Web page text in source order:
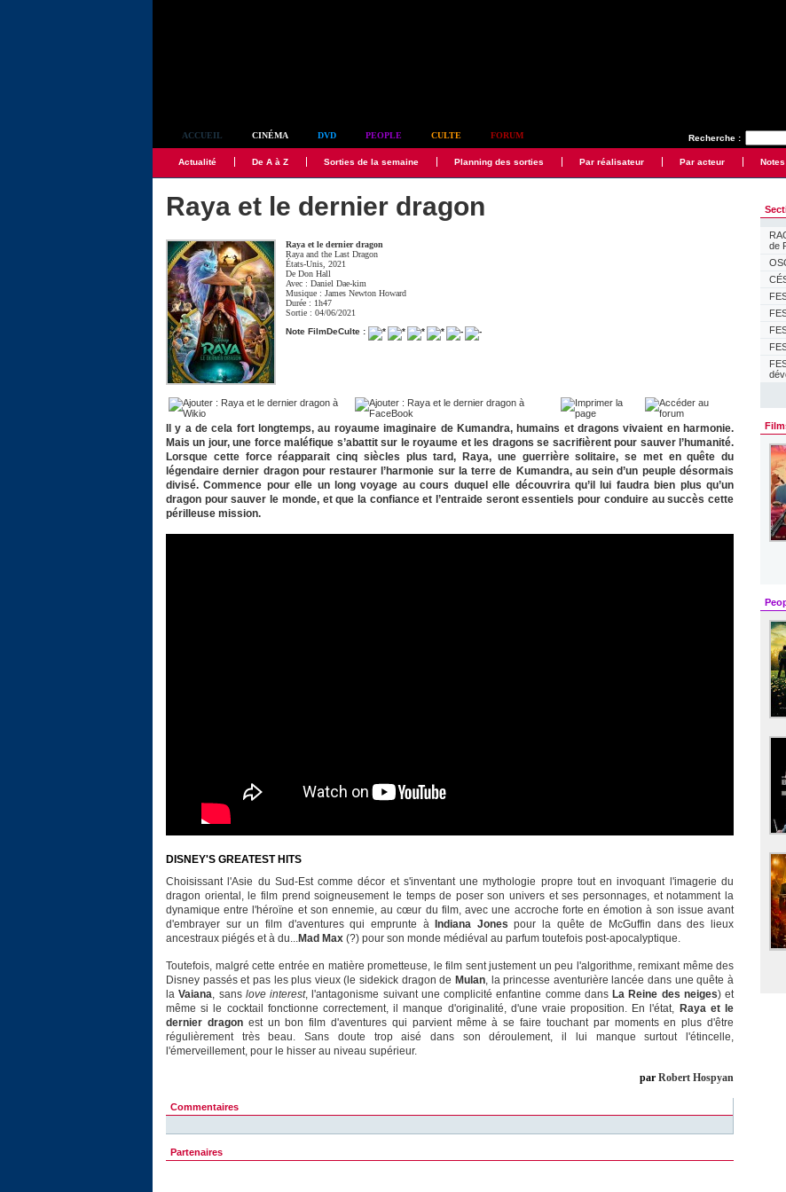
Recherche :
ACCUEIL CINÉMA DVD PEOPLE CULTE FORUM
Actualité De A à Z Sorties de la semaine Planning des sorties Par réalisateur Par acteur
Raya et le dernier dragon
Raya et le dernier dragon
Raya and the Last Dragon
États-Unis, 2021
DeDon Hall
Avec :Daniel Dae-kim
Musique :James Newton Howard
Durée : 1h47
Sortie : 04/06/2021
Note FilmDeCulte :
Il y a de cela fort longtemps, au royaume imaginaire de Kumandra, humains et dragons vivaient en harmonie.
Mais un jour, une force maléfique s’abattit sur le royaume et les dragons se sacrifièrent pour sauver l’humanité.
Lorsque cette force réapparait cinq siècles plus tard, Raya, une guerrière solitaire, se met en quête du
légendaire dernier dragon pour restaurer l’harmonie sur la terre de Kumandra, au sein d’un peuple désormais
divisé. Commence pour elle un long voyage au cours duquel elle découvrira qu’il lui faudra bien plus qu’un
dragon pour sauver le monde, et que la confiance et l’entraide seront essentiels pour conduire au succès cette
périlleuse mission.
DISNEY'S GREATEST HITS
Choisissant l'Asie du Sud-Est comme décor et s'inventant une mythologie propre tout en invoquant l'imagerie du
dragon oriental, le film prend soigneusement le temps de poser son univers et ses personnages, et notamment la
dynamique entre l'héroïne et son ennemie, au cœur du film, avec une accroche forte en émotion à son issue avant
d'embrayer sur un film d'aventures qui emprunte à
Indiana Jones pour la quête de McGuffin dans des lieux
ancestraux piégés et à du...Mad Max (?) pour son monde médiéval au parfum toutefois post-apocalyptique.
Toutefois, malgré cette entrée en matière prometteuse, le film sent justement un peu l'algorithme, remixant même des
Disney passés et pas les plus vieux (le sidekick dragon de Mulan, la princesse aventurière lancée dans une quête à
laVaiana, sans love interest, l'antagonisme suivant une complicité enfantine comme dans La Reine des neiges) et
même si le cocktail fonctionne correctement, il manque d'originalité, d'une vraie proposition. En l'état, Raya et le
dernier dragonest un bon film d'aventures qui parvient même à se faire touchant par moments en plus d'être
régulièrement très beau. Sans doute trop aisé dans son déroulement, il lui manque surtout l'étincelle,
l'émerveillement, pour le hisser au niveau supérieur.
par Robert Hospyan
Commentaires
Partenaires
de